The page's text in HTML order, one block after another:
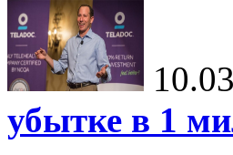
убытке в 1